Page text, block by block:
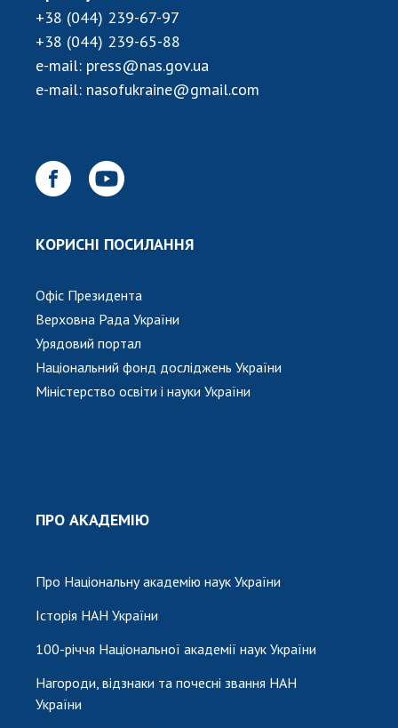
+38 (044) 239-67-97
+38 (044) 239-65-88
e-mail: press@nas.gov.ua
e-mail: nasofukraine@gmail.com
КОРИСНІ ПОСИЛАННЯ
Офіс Президента
Верховна Рада України
Урядовий портал
Національний фонд досліджень України
Міністерство освіти і науки України
ПРО АКАДЕМІЮ
Про Національну академію наук України
Історія НАН України
100-річчя Національної академії наук України
Нагороди, відзнаки та почесні звання НАН
України